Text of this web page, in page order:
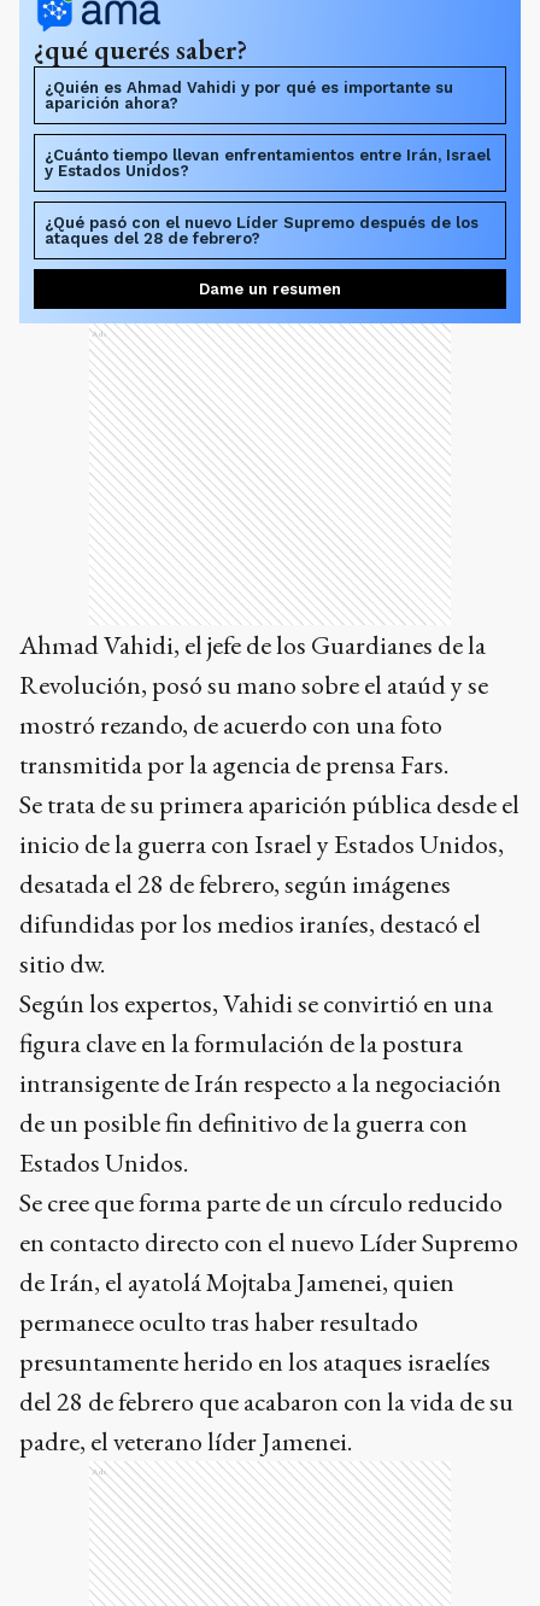
¿qué querés saber?
¿Quién es Ahmad Vahidi y por qué es importante su
aparición ahora?
¿Cuánto tiempo llevan enfrentamientos entre Irán, Israel
y Estados Unidos?
¿Qué pasó con el nuevo Líder Supremo después de los
ataques del 28 de febrero?
Dame un resumen
Ads
Ahmad Vahidi, el jefe de los Guardianes de la
Revolución, posó su mano sobre el ataúd y se
mostró rezando, de acuerdo con una foto
transmitida por la agencia de prensa Fars.
Se trata de su primera aparición pública desde el
inicio de la guerra con Israel y Estados Unidos,
desatada el 28 de febrero, según imágenes
difundidas por los medios iraníes, destacó el
sitio dw.
Según los expertos, Vahidi se convirtió en una
figura clave en la formulación de la postura
intransigente de Irán respecto a la negociación
de un posible fin definitivo de la guerra con
Estados Unidos.
Se cree que forma parte de un círculo reducido
en contacto directo con el nuevo Líder Supremo
de Irán, el ayatolá Mojtaba Jamenei, quien
permanece oculto tras haber resultado
presuntamente herido en los ataques israelíes
del 28 de febrero que acabaron con la vida de su
padre, el veterano líder Jamenei.
Ads